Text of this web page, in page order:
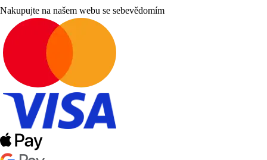
Nakupujte na našem webu se sebevědomím